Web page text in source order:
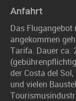
Anfahrt
Das
angekommen
Tarifa. Dauer ca.
der Costa del
und vielen